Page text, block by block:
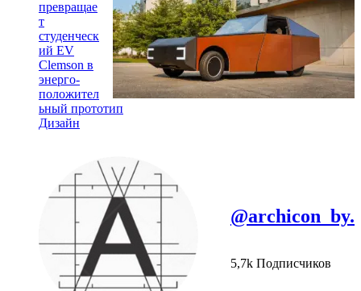
превращае
т
студенческ
ий EV
Clemson в
энерго-
положител
ьный прототип
Дизайн
@archicon_by.
5,7k Подписчиков